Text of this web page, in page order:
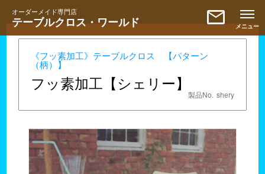
オーダーメイド専門店
テーブルクロス・ワールド mail
《フッ素加工》テーブルクロス 【パターン
（柄）】
フッ素加工【シェリー】
製品No. shery